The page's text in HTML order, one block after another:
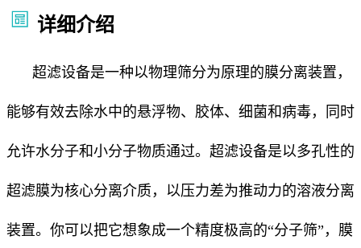
详细介绍
超滤设备是一种以物理筛分为原理的膜分离装置，
能够有效去除水中的悬浮物、胶体、细菌和病毒，同时
允许水分子和小分子物质通过。超滤设备是以多孔性的
超滤膜为核心分离介质，以压力差为推动力的溶液分离
装置。你可以把它想象成一个精度极高的“分子筛”，膜